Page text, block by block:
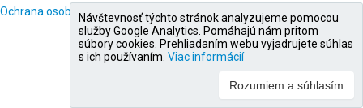
Ochrana osobných údajovNávštevnosť týchto stránok analyzujeme pomocou
služby Google Analytics. Pomáhajú nám pritom
súbory cookies. Prehliadaním webu vyjadrujete súhlas
s ich používaním. Viac informácií